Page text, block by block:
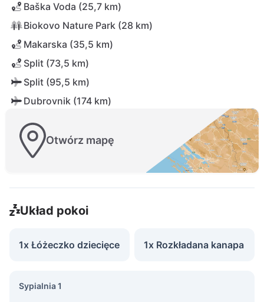
Baška Voda (25,7 km)
Biokovo Nature Park (28 km)
Makarska (35,5 km)
Split (73,5 km)
Split (95,5 km)
Dubrovnik (174 km)
Otwórz mapę
Układ pokoi
1x Łóżeczko dziecięce 1x Rozkładana kanapa
Sypialnia 1